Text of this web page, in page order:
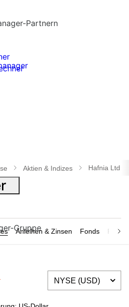
Aktien & Indizes Hafnia Ltd
Anleihen & Zinsen Fonds
Partnern
Gruppe